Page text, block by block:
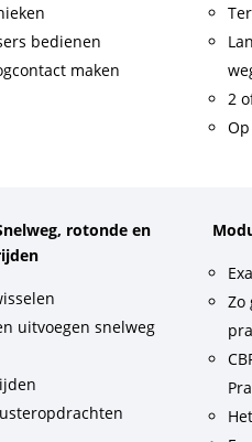
bedienen
maken
2
rotonde en
uitvoegen snelweg
Zo